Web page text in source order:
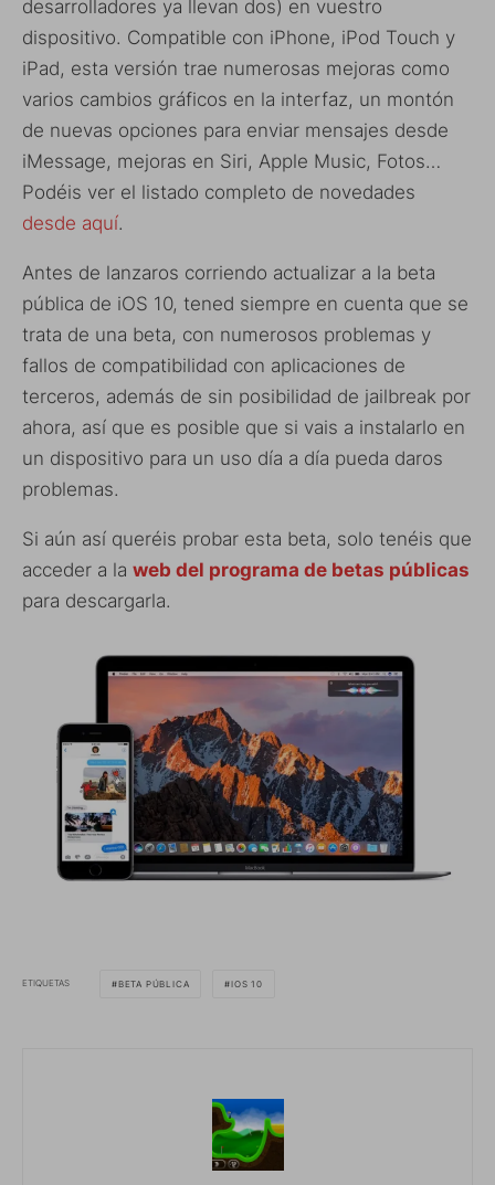
desarrolladores ya llevan dos) en vuestro
dispositivo. Compatible con iPhone, iPod Touch y
iPad, esta versión trae numerosas mejoras como
varios cambios gráficos en la interfaz, un montón
de nuevas opciones para enviar mensajes desde
iMessage, mejoras en Siri, Apple Music, Fotos…
Podéis ver el listado completo de novedades
desde aquí.
Antes de lanzaros corriendo actualizar a la beta
pública de iOS 10, tened siempre en cuenta que se
trata de una beta, con numerosos problemas y
fallos de compatibilidad con aplicaciones de
terceros, además de sin posibilidad de jailbreak por
ahora, así que es posible que si vais a instalarlo en
un dispositivo para un uso día a día pueda daros
problemas.
Si aún así queréis probar esta beta, solo tenéis que
acceder a la web del programa de betas públicas
para descargarla.
ETIQUETAS BETA PÚBLICA IOS 10